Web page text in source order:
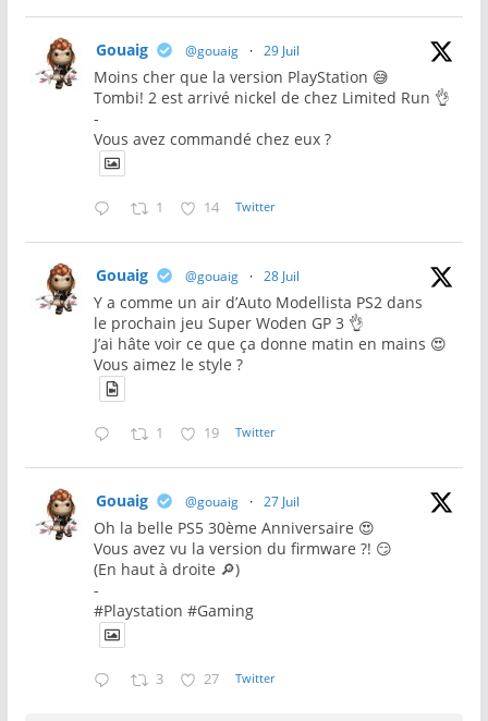
Gouaig @gouaig · 29 Juil
Moins cher que la version PlayStation 😅
Tombi! 2 est arrivé nickel de chez Limited Run 👌
-
Vous avez commandé chez eux ?
1 14 Twitter
Gouaig @gouaig · 28 Juil
Y a comme un air d’Auto Modellista PS2 dans
le prochain jeu Super Woden GP 3 👌
J’ai hâte voir ce que ça donne matin en mains 😍
Vous aimez le style ?
1 19 Twitter
Gouaig @gouaig · 27 Juil
Oh la belle PS5 30ème Anniversaire 😍
Vous avez vu la version du firmware ?! 😏
(En haut à droite 🔎)
-
#Playstation #Gaming
3 27 Twitter